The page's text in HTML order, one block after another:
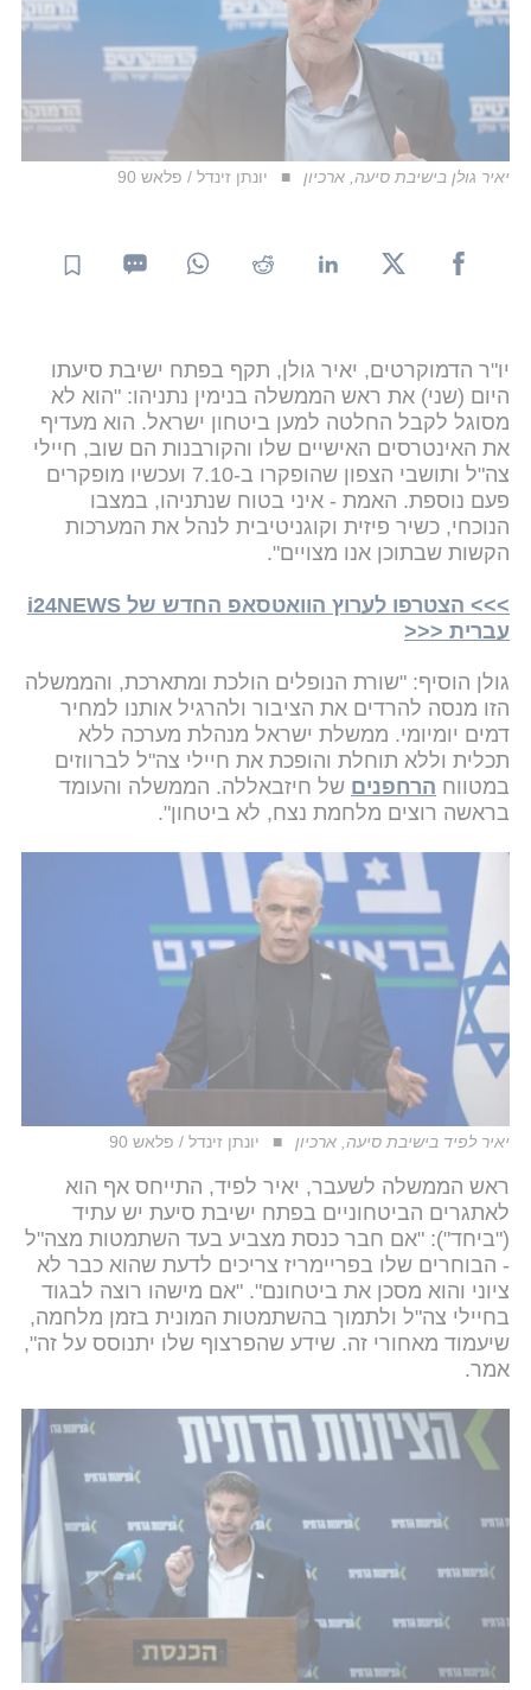
יאיר גולן בישיבת סיעה, ארכיון יונתן זינדל / פלאש 90
יו"ר הדמוקרטים, יאיר גולן, תקף בפתח ישיבת סיעתו
היום (שני) את ראש הממשלה בנימין נתניהו: "הוא לא
מסוגל לקבל החלטה למען ביטחון ישראל. הוא מעדיף
את האינטרסים האישיים שלו והקורבנות הם שוב, חיילי
צה"ל ותושבי הצפון שהופקרו ב-7.10 ועכשיו מופקרים
פעם נוספת. האמת - איני בטוח שנתניהו, במצבו
הנוכחי, כשיר פיזית וקוגניטיבית לנהל את המערכות
הקשות שבתוכן אנו מצויים".
>>> הצטרפו לערוץ הוואטסאפ החדש של i24NEWS
עברית <<<
גולן הוסיף: "שורת הנופלים הולכת ומתארכת, והממשלה
הזו מנסה להרדים את הציבור ולהרגיל אותנו למחיר
דמים יומיומי. ממשלת ישראל מנהלת מערכה ללא
תכלית וללא תוחלת והופכת את חיילי צה"ל לברווזים
במטווח הרחפנים של חיזבאללה. הממשלה והעומד
בראשה רוצים מלחמת נצח, לא ביטחון".
יאיר לפיד בישיבת סיעה, ארכיון יונתן זינדל / פלאש 90
ראש הממשלה לשעבר, יאיר לפיד, התייחס אף הוא
לאתגרים הביטחוניים בפתח ישיבת סיעת יש עתיד
("ביחד"): "אם חבר כנסת מצביע בעד השתמטות מצה"ל
- הבוחרים שלו בפריימריז צריכים לדעת שהוא כבר לא
ציוני והוא מסכן את ביטחונם". "אם מישהו רוצה לבגוד
בחיילי צה"ל ולתמוך בהשתמטות המונית בזמן מלחמה,
שיעמוד מאחורי זה. שידע שהפרצוף שלו יתנוסס על זה",
אמר.